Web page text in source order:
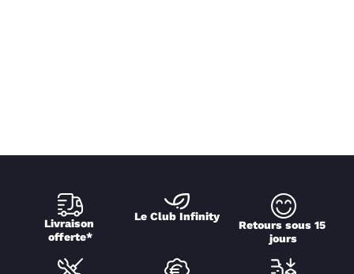
Livraison
offerte*
Le Club Infinity
Retours sous 15
jours